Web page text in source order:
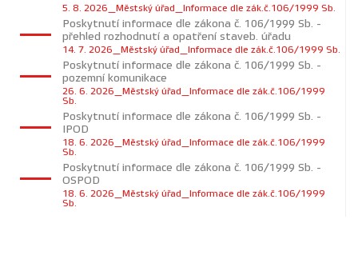
5. 8. 2026_Městský úřad_Informace dle zák.č.106/1999 Sb.
Poskytnutí informace dle zákona č. 106/1999 Sb. -
přehled rozhodnutí a opatření staveb. úřadu
14. 7. 2026_Městský úřad_Informace dle zák.č.106/1999 Sb.
Poskytnutí informace dle zákona č. 106/1999 Sb. -
pozemní komunikace
26. 6. 2026_Městský úřad_Informace dle zák.č.106/1999
Sb.
Poskytnutí informace dle zákona č. 106/1999 Sb. -
IPOD
18. 6. 2026_Městský úřad_Informace dle zák.č.106/1999
Sb.
Poskytnutí informace dle zákona č. 106/1999 Sb. -
OSPOD
18. 6. 2026_Městský úřad_Informace dle zák.č.106/1999
Sb.